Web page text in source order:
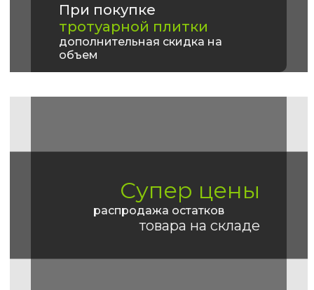
При покупке
тротуарной плитки
дополнительная скидка на
объем
Супер цены
распродажа остатков
товара на складе